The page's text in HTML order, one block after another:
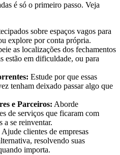
é só o primeiro passo. Veja
sobre espaços vagos para
explore por conta própria.
as localizações dos fechamentos
estão em dificuldade, ou para
Estude por que essas
tenham deixado passar algo que
e Parceiros: Aborde
de serviços que ficaram com
se reinventar.
Ajude clientes de empresas
resolvendo suas
importa.